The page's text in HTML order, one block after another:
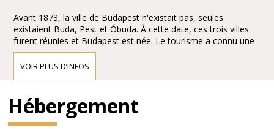
Avant 1873, la ville de Budapest n'existait pas, seules
existaient Buda, Pest et Óbuda. À cette date, ces trois villes
furent réunies et Budapest est née. Le tourisme a connu une
expansion considérable entraînant la construction de cafés et
de restaurants. La nécessité d'une salle d'opéra s'est
L'empereur François-Joseph d'Autriche-Hongrie confie
à Miklós Ybl, un des architectes hongrois le plus coté
VOIR PLUS D’INFOS
Hébergement